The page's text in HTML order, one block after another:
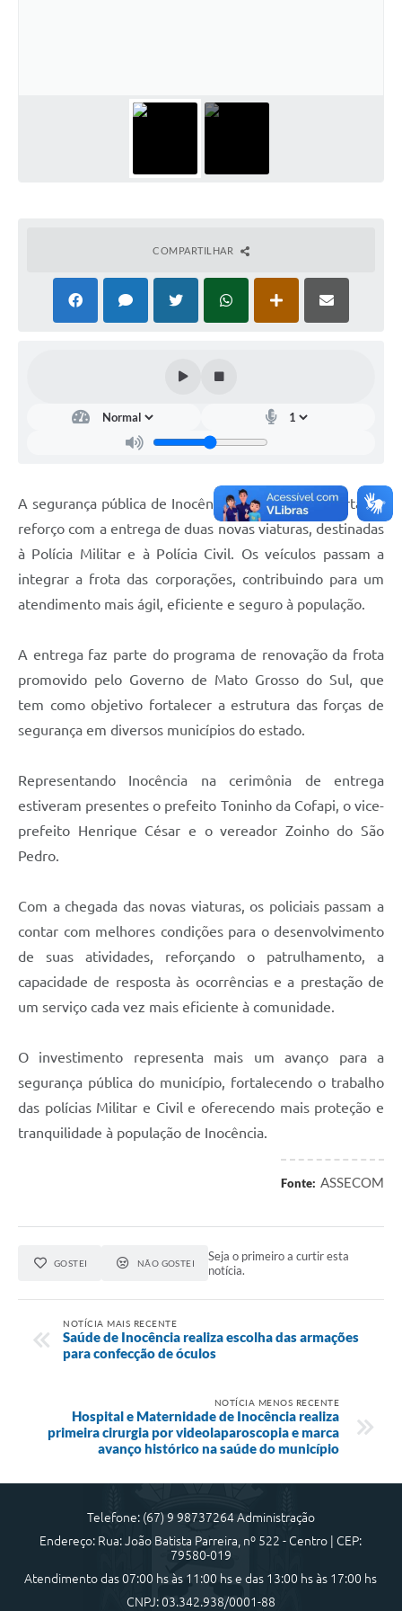
licenciamento ambiental
Fale conosco
COMPARTILHAR
A segurança pública de Inocência ganhou um importante
reforço com a entrega de duas novas viaturas, destinadas
à Polícia Militar e à Polícia Civil. Os veículos passam a
integrar a frota das corporações, contribuindo para um
atendimento mais ágil, eficiente e seguro à população.
A entrega faz parte do programa de renovação da frota
promovido pelo Governo de Mato Grosso do Sul, que
tem como objetivo fortalecer a estrutura das forças de
segurança em diversos municípios do estado.
Representando Inocência na cerimônia de entrega
estiveram presentes o prefeito Toninho da Cofapi, o vice-
prefeito Henrique César e o vereador Zoinho do São
Pedro.
Com a chegada das novas viaturas, os policiais passam a
contar com melhores condições para o desenvolvimento
de suas atividades, reforçando o patrulhamento, a
capacidade de resposta às ocorrências e a prestação de
um serviço cada vez mais eficiente à comunidade.
O investimento representa mais um avanço para a
segurança pública do município, fortalecendo o trabalho
das polícias Militar e Civil e oferecendo mais proteção e
tranquilidade à população de Inocência.
Fonte: ASSECOM
GOSTEI NÃO GOSTEI
Seja o primeiro a curtir esta
notícia.
NOTÍCIA MAIS RECENTE
Saúde de Inocência realiza escolha das armações
para confecção de óculos
NOTÍCIA MENOS RECENTE
Hospital e Maternidade de Inocência realiza
primeira cirurgia por videolaparoscopia e marca
avanço histórico na saúde do município
Telefone: (67) 9 98737264 Administração
Endereço: Rua: João Batista Parreira, nº 522 - Centro | CEP:
79580-019
Atendimento das 07:00 hs às 11:00 hs e das 13:00 hs às 17:00 hs
CNPJ: 03.342.938/0001-88